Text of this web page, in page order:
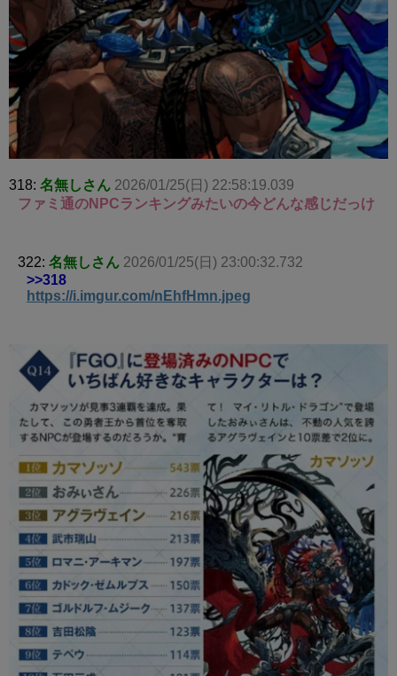
318: 名無しさん 2026/01/25(日) 22:58:19.039
ファミ通のNPCランキングみたいの今どんな感じだっけ
322: 名無しさん 2026/01/25(日) 23:00:32.732
>>318
https://i.imgur.com/nEhfHmn.jpeg